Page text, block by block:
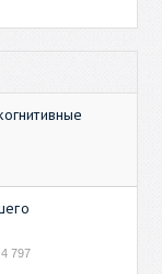
4 797